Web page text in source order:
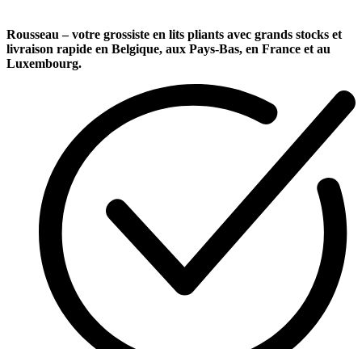
Rousseau – votre grossiste en lits pliants avec grands stocks et
livraison rapide en Belgique, aux Pays-Bas, en France et au
Luxembourg.